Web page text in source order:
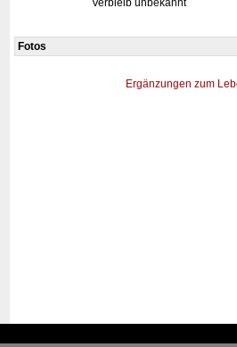
Verbleib unbekannt
Fotos
Ergänzungen zum